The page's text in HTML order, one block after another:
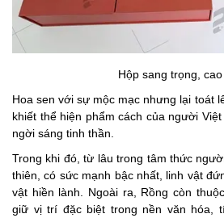
Hộp sang trọng,
Hoa sen với sự mộc mạc nhưng lại toát
khiết thể hiện phẩm cách của người
ngời sáng tinh thần.
Trong khi đó, từ lâu trong tâm thức
thiên, có sức mạnh bậc nhất, linh vật
vật hiền lành. Ngoài ra, Rồng còn
giữ vị trí đặc biệt trong nền văn hóa,